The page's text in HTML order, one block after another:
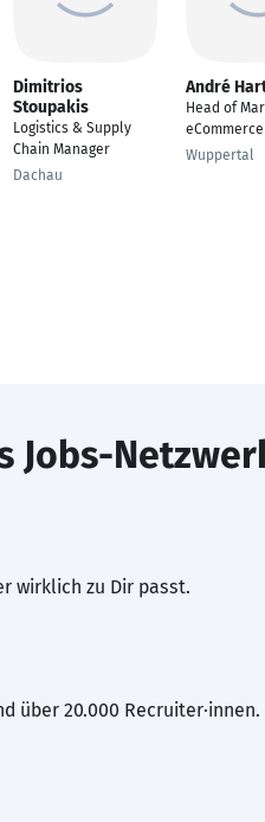
Dimitrios
Stoupakis
Logistics & Supply
Chain Manager
Dachau
André
Head of
eCommerce
Wuppertal
Jobs-
wirklich zu Dir passt.
über 20.000 Recruiter·innen.